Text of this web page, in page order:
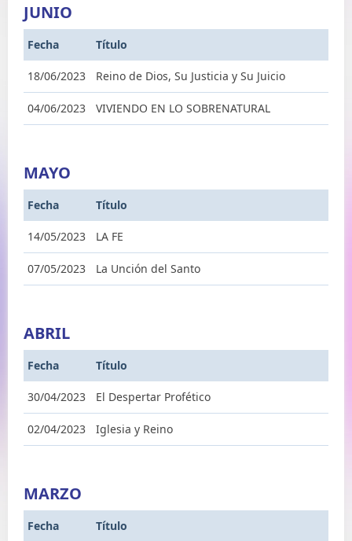
JUNIO
Fecha Título
18/06/2023 Reino de Dios, Su Justicia y Su Juicio
04/06/2023 VIVIENDO EN LO SOBRENATURAL
MAYO
Fecha Título
14/05/2023 LA FE
07/05/2023 La Unción del Santo
ABRIL
Fecha Título
30/04/2023 El Despertar Profético
02/04/2023 Iglesia y Reino
MARZO
Fecha Título